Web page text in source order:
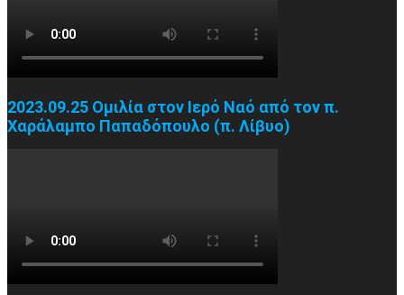
2023.09.25 Ομιλία στον Ιερό Ναό από τον π.
Χαράλαμπο Παπαδόπουλο (π. Λίβυο)